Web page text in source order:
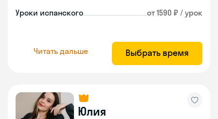
Уроки испанского от 1590 ₽ / урок
Читать дальше Выбрать время
Юлия